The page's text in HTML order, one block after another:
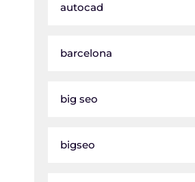
autocad
barcelona
big seo
bigseo